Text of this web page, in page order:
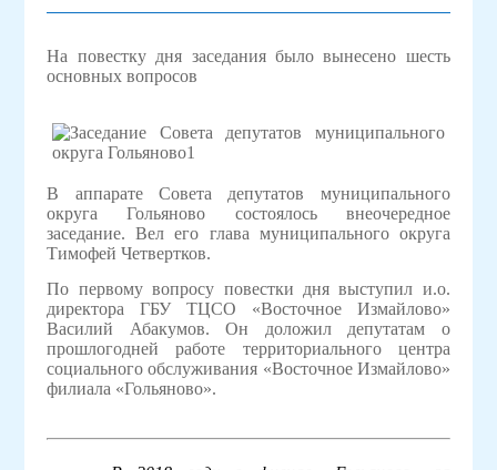
На повестку дня заседания было вынесено шесть
основных вопросов
В аппарате Совета депутатов муниципального
округа Гольяново состоялось внеочередное
заседание. Вел его глава муниципального округа
Тимофей Четвертков.
По первому вопросу повестки дня выступил и.о.
директора ГБУ ТЦСО «Восточное Измайлово»
Василий Абакумов. Он доложил депутатам о
прошлогодней работе территориального центра
социального обслуживания «Восточное Измайлово»
филиала «Гольяново».